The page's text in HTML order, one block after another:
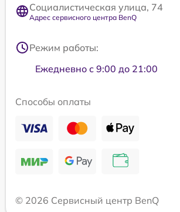
Социалистическая улица, 74
Адрес сервисного центра BenQ
Режим работы:
Ежедневно с 9:00 до 21:00
Способы оплаты
© 2026 Сервисный центр BenQ